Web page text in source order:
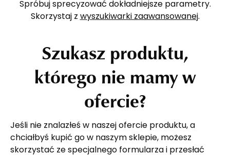
Spróbuj sprecyzować dokładniejsze parametry.
Skorzystaj z wyszukiwarki zaawansowanej.
Szukasz produktu,
którego nie mamy w
ofercie?
Jeśli nie znalazłeś w naszej ofercie produktu, a
chciałbyś kupić go w naszym sklepie, możesz
skorzystać ze specjalnego formularza i przesłać